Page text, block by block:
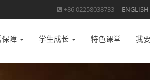
+86 02258038733 ENGLISH
障 学生成长 特色课堂 我